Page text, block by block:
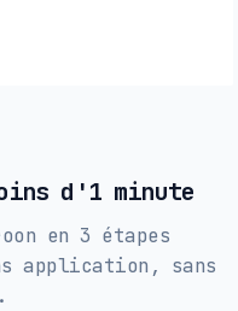
d'1 minute
en 3 étapes
application, sans